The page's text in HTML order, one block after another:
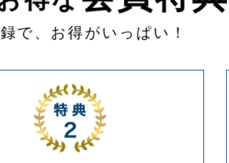
で、お得がいっぱい！